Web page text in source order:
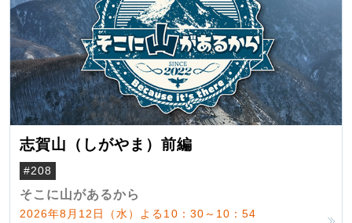
志賀山（しがやま）前編
#208
そこに山があるから
2026年8月12日（水）よる10：30～10：54